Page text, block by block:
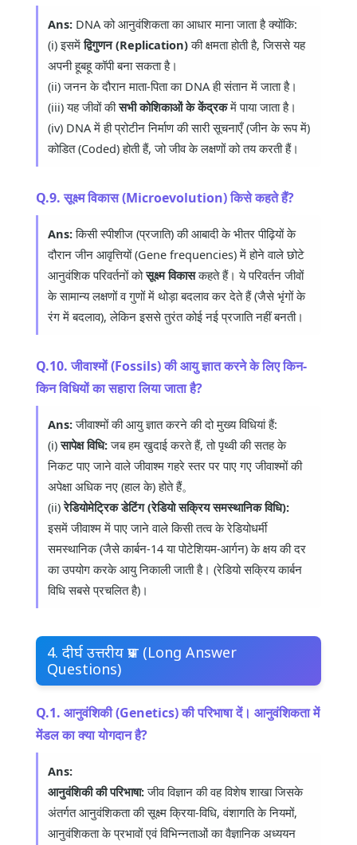
Ans: DNA को आनुवंशिकता का आधार माना जाता है क्योंकि:
(i) इसमेंद्विगुणन (Replication)की क्षमता होती है, जिससे यह
अपनी हूबहू कॉपी बना सकता है।
(ii) जनन के दौरान माता-पिता का DNA ही संतान में जाता है।
(iii) यह जीवों कीसभी कोशिकाओं के केंद्रकमें पाया जाता है।
(iv) DNA में ही प्रोटीन निर्माण की सारी सूचनाएँ (जीन के रूप में)
कोडित (Coded) होती हैं, जो जीव के लक्षणों को तय करती हैं।
Q.9. सूक्ष्म विकास (Microevolution) किसे कहते हैं?
Ans:किसी स्पीशीज (प्रजाति) की आबादी के भीतर पीढ़ियों के
दौरान जीन आवृत्तियों (Gene frequencies) में होने वाले छोटे
आनुवंशिक परिवर्तनों कोसूक्ष्म विकासकहते हैं। ये परिवर्तन जीवों
के सामान्य लक्षणों व गुणों में थोड़ा बदलाव कर देते हैं (जैसे भृंगों के
रंग में बदलाव), लेकिन इससे तुरंत कोई नई प्रजाति नहीं बनती।
Q.10. जीवाश्मों (Fossils) की आयु ज्ञात करने के लिए किन-
किन विधियों का सहारा लिया जाता है?
Ans:जीवाश्मों की आयु ज्ञात करने की दो मुख्य विधियां हैं:
(i)सापेक्ष विधि:जब हम खुदाई करते हैं, तो पृथ्वी की सतह के
निकट पाए जाने वाले जीवाश्म गहरे स्तर पर पाए गए जीवाश्मों की
अपेक्षा अधिक नए (हाल के) होते हैं。
(ii)रेडियोमेट्रिक डेटिंग (रेडियो सक्रिय समस्थानिक विधि):
इसमें जीवाश्म में पाए जाने वाले किसी तत्व के रेडियोधर्मी
समस्थानिक (जैसे कार्बन-14 या पोटेशियम-आर्गन) के क्षय की दर
का उपयोग करके आयु निकाली जाती है। (रेडियो सक्रिय कार्बन
विधि सबसे प्रचलित है)।
4. दीर्घ उत्तरीय प्रश्न (Long Answer
Questions)
Q.1. आनुवंशिकी (Genetics) की परिभाषा दें। आनुवंशिकता में
मेंडल का क्या योगदान है?
Ans:
आनुवंशिकी की परिभाषा:जीव विज्ञान की वह विशेष शाखा जिसके
अंतर्गत आनुवंशिकता की सूक्ष्म क्रिया-विधि, वंशागति के नियमों,
आनुवंशिकता के प्रभावों एवं विभिन्नताओं का वैज्ञानिक अध्ययन